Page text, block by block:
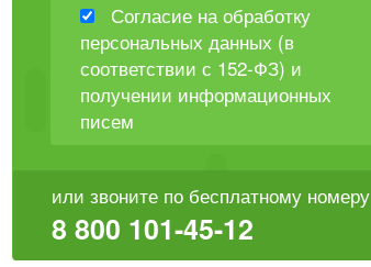
Согласие на обработку
персональных данных (в
соответствии с 152-ФЗ) и
получении информационных
писем
или звоните по бесплатному номеру
8 800 101-45-12